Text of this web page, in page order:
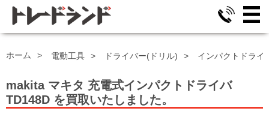
ホーム 電動工具 ドライバー(ドリル) インパクトドライ
makita マキタ 充電式インパクトドライバ
TD148D を買取いたしました。